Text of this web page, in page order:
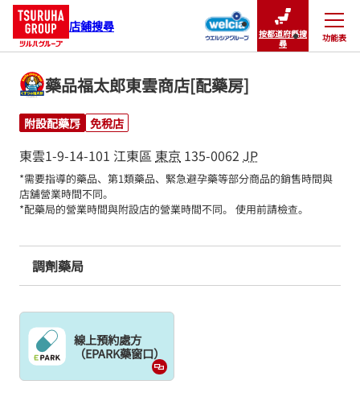
店鋪搜尋
按都道府縣搜
尋
功能表
關閉
藥品福太郎東雲商店[配藥房]
附設配藥房 免稅店
東雲1-9-14-101 江東區 東京 135-0062 JP
*需要指導的藥品、第1類藥品、緊急避孕藥等部分商品的銷售時間與
店舖營業時間不同。
*配藥局的營業時間與附設店的營業時間不同。 使用前請檢查。
調劑藥局
線上預約處方
（EPARK藥窗口）